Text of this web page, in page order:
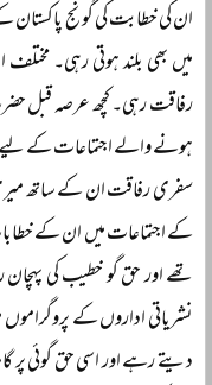
ان کی خطابت کی گونج پاکستان
میں بھی بلند ہوتی رہی۔
رفاقت رہی۔ کچھ عرصہ قبل
ہونے والے اجتماعات کے لیے
سفری رفاقت ان کے ساتھ میری
کے اجتماعات میں ان کے
تھے اور حق گو خطیب کی
نشریاتی اداروں کے
دیتے رہے اور اسی حق گوئی پر